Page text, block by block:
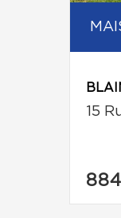
15